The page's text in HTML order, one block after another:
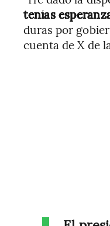
tenías
duras por
cuenta de X de